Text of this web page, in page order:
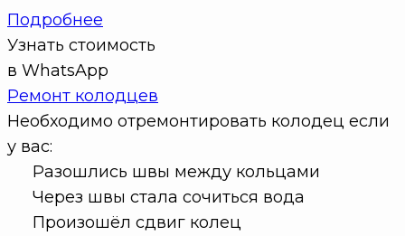
Подробнее
Узнать стоимость
в WhatsApp
Ремонт колодцев
Необходимо отремонтировать колодец если
у вас:
Разошлись швы между кольцами
Через швы стала сочиться вода
Произошёл сдвиг колец